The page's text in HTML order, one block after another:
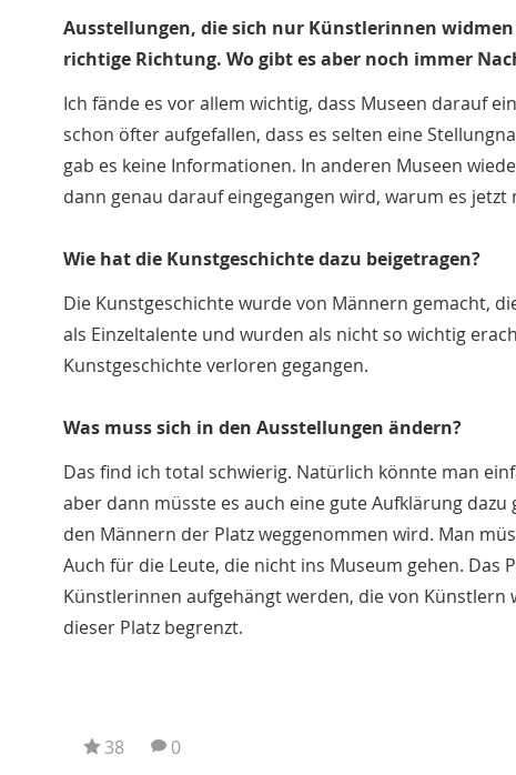
Ausstellungen, die sich nur Künstlerinnen
richtige Richtung. Wo gibt es aber noch immer
Ich fände es vor allem wichtig, dass Museen darauf
schon öfter aufgefallen, dass es selten eine
gab es keine Informationen. In anderen Museen
dann genau darauf eingegangen wird, warum es
Wie hat die Kunstgeschichte dazu beigetragen?
Die Kunstgeschichte wurde von Männern gemacht,
als Einzeltalente und wurden als nicht so wichtig
Kunstgeschichte verloren gegangen.
Was muss sich in den Ausstellungen ändern?
Das find ich total schwierig. Natürlich könnte man
aber dann müsste es auch eine gute Aufklärung
den Männern der Platz weggenommen wird. Man
Auch für die Leute, die nicht ins Museum gehen. Das
Künstlerinnen aufgehängt werden, die von
dieser Platz begrenzt.
38 0